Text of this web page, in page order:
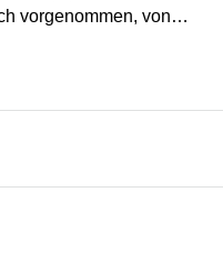
vorgenommen, von…